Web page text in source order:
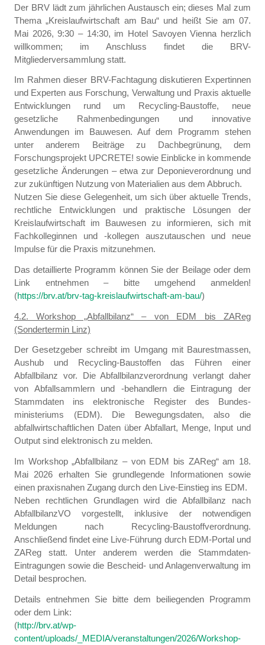
Der BRV lädt zum jährlichen Austausch ein; dieses Mal zum
Thema „Kreislaufwirtschaft am Bau“ und heißt Sie am 07.
Mai 2026, 9:30 – 14:30, im Hotel Savoyen Vienna herzlich
willkommen; im Anschluss findet die BRV-
Mitgliederversammlung statt.
Im Rahmen dieser BRV-Fachtagung diskutieren Expertinnen
und Experten aus Forschung, Verwaltung und Praxis aktuelle
Entwicklungen rund um Recycling-Baustoffe, neue
gesetzliche Rahmenbedingungen und innovative
Anwendungen im Bauwesen. Auf dem Programm stehen
unter anderem Beiträge zu Dachbegrünung, dem
Forschungsprojekt UPCRETE! sowie Einblicke in kommende
gesetzliche Änderungen – etwa zur Deponieverordnung und
zur zukünftigen Nutzung von Materialien aus dem Abbruch.
Nutzen Sie diese Gelegenheit, um sich über aktuelle Trends,
rechtliche Entwicklungen und praktische Lösungen der
Kreislaufwirtschaft im Bauwesen zu informieren, sich mit
Fachkolleginnen und -kollegen auszutauschen und neue
Impulse für die Praxis mitzunehmen.
Das detaillierte Programm können Sie der Beilage oder dem
Link entnehmen – bitte umgehend anmelden!
(https://brv.at/brv-tag-kreislaufwirtschaft-am-bau/)
4.2. Workshop „Abfallbilanz“ – von EDM bis ZAReg
(Sondertermin Linz)
Der Gesetzgeber schreibt im Umgang mit Baurestmassen,
Aushub und Recycling-Baustoffen das Führen einer
Abfallbilanz vor. Die Abfallbilanzverordnung verlangt daher
von Abfallsammlern und -behandlern die Eintragung der
Stammdaten ins elektronische Register des Bundes-
ministeriums (EDM). Die Bewegungsdaten, also die
abfallwirtschaftlichen Daten über Abfallart, Menge, Input und
Output sind elektronisch zu melden.
Im Workshop „Abfallbilanz – von EDM bis ZAReg“ am 18.
Mai 2026 erhalten Sie grundlegende Informationen sowie
einen praxisnahen Zugang durch den Live-Einstieg ins EDM.
Neben rechtlichen Grundlagen wird die Abfallbilanz nach
AbfallbilanzVO vorgestellt, inklusive der notwendigen
Meldungen nach Recycling-Baustoffverordnung.
Anschließend findet eine Live-Führung durch EDM-Portal und
ZAReg statt. Unter anderem werden die Stammdaten-
Eintragungen sowie die Bescheid- und Anlagenverwaltung im
Detail besprochen.
Details entnehmen Sie bitte dem beiliegenden Programm
oder dem Link:
(http://brv.at/wp-
content/uploads/_MEDIA/veranstaltungen/2026/Workshop-